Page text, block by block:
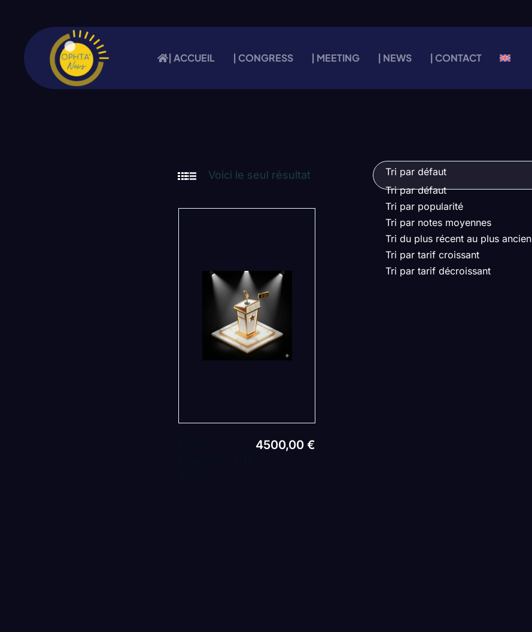
| ACCUEIL | CONGRESS | MEETING | NEWS | CONTACT
Voici le seul résultat
Tri par défaut
Tri par défaut
Tri par popularité
Tri par notes moyennes
Tri du plus récent au plus ancien
Tri par tarif croissant
Tri par tarif décroissant
4500,00€